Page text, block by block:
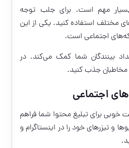
بسیار مهم است. برای جلب توجه
مختلف استفاده کنید. یکی از این
اجتماعی است.
بینندگان شما کمک می‌کند. در
مخاطبان جذب کنید.
اجتماعی
خوبی برای تبلیغ محتوا شما فراهم
و تیزرهای خود را در اینستاگرام و